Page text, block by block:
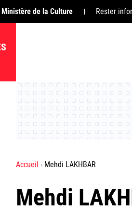
Ministère de la Culture Rester
Accueil Mehdi LAKHBAR
Mehdi